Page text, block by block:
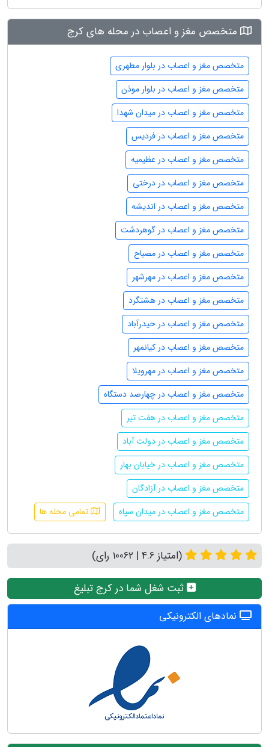
متخصص مغز و اعصاب در محله های کرج
متخصص مغز و اعصاب در بلوار مطهری
متخصص مغز و اعصاب در بلوار موذن
متخصص مغز و اعصاب در میدان شهدا
متخصص مغز و اعصاب در فردیس
متخصص مغز و اعصاب در عظیمیه
متخصص مغز و اعصاب در درختی
متخصص مغز و اعصاب در اندیشه
متخصص مغز و اعصاب در گوهردشت
متخصص مغز و اعصاب در مصباح
متخصص مغز و اعصاب در مهرشهر
متخصص مغز و اعصاب در هشتگرد
متخصص مغز و اعصاب در حیدرآباد
متخصص مغز و اعصاب در کیانمهر
متخصص مغز و اعصاب در مهرویلا
متخصص مغز و اعصاب در چهارصد دستگاه
متخصص مغز و اعصاب در هفت تیر
متخصص مغز و اعصاب در دولت آباد
متخصص مغز و اعصاب در خیابان بهار
متخصص مغز و اعصاب در آزادگان
متخصص مغز و اعصاب در میدان سپاه
تمامی محله ها
(امتیاز 4.6 | 10062 رای)
ثبت شغل شما در کرج تبلیغ
نمادهای الکترونیکی